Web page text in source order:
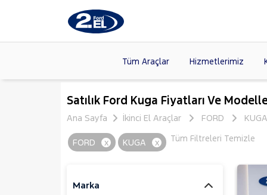
Tüm Araçlar Hizmetlerimiz
Markalar >
Modeller >
Kasalar
FORD
CITROEN
NISSAN
Satılık Ford Kuga Fiyatları Ve
Ana Sayfa
İkinci El Araçlar FORD KUGA
Tüm Filtreleri Temizle
FORD x KUGA x
Marka